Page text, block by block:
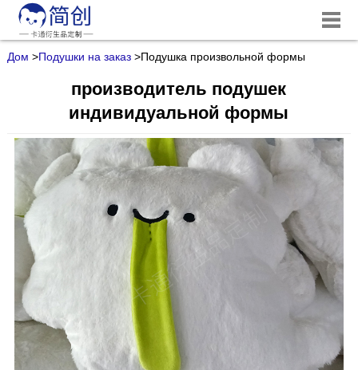
Дом >Подушки на заказ>Подушка произвольной формы
производитель подушек
индивидуальной формы